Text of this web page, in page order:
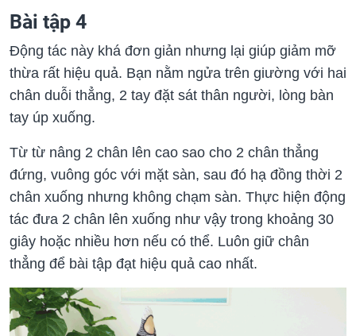
Bài tập 4
Động tác này khá đơn giản nhưng lại giúp giảm mỡ
thừa rất hiệu quả. Bạn nằm ngửa trên giường với hai
chân duỗi thẳng, 2 tay đặt sát thân người, lòng bàn
tay úp xuống.
Từ từ nâng 2 chân lên cao sao cho 2 chân thẳng
đứng, vuông góc với mặt sàn, sau đó hạ đồng thời 2
chân xuống nhưng không chạm sàn. Thực hiện động
tác đưa 2 chân lên xuống như vậy trong khoảng 30
giây hoặc nhiều hơn nếu có thể. Luôn giữ chân
thẳng để bài tập đạt hiệu quả cao nhất.